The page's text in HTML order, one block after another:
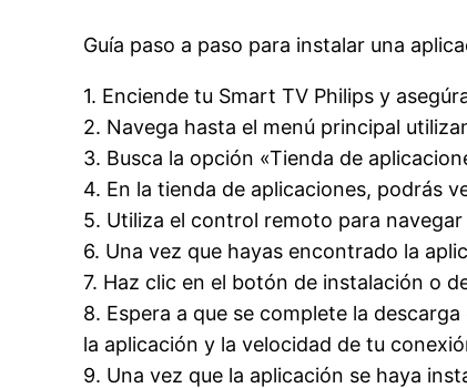
Guía paso a paso para instalar una
1. Enciende tu Smart TV Philips y
2. Navega hasta el menú principal
3. Busca la opción «Tienda de
4. En la tienda de aplicaciones, podrás
5. Utiliza el control remoto para
6. Una vez que hayas encontrado la
7. Haz clic en el botón de instalación o
8. Espera a que se complete la
la aplicación y la velocidad de tu
9. Una vez que la aplicación se haya